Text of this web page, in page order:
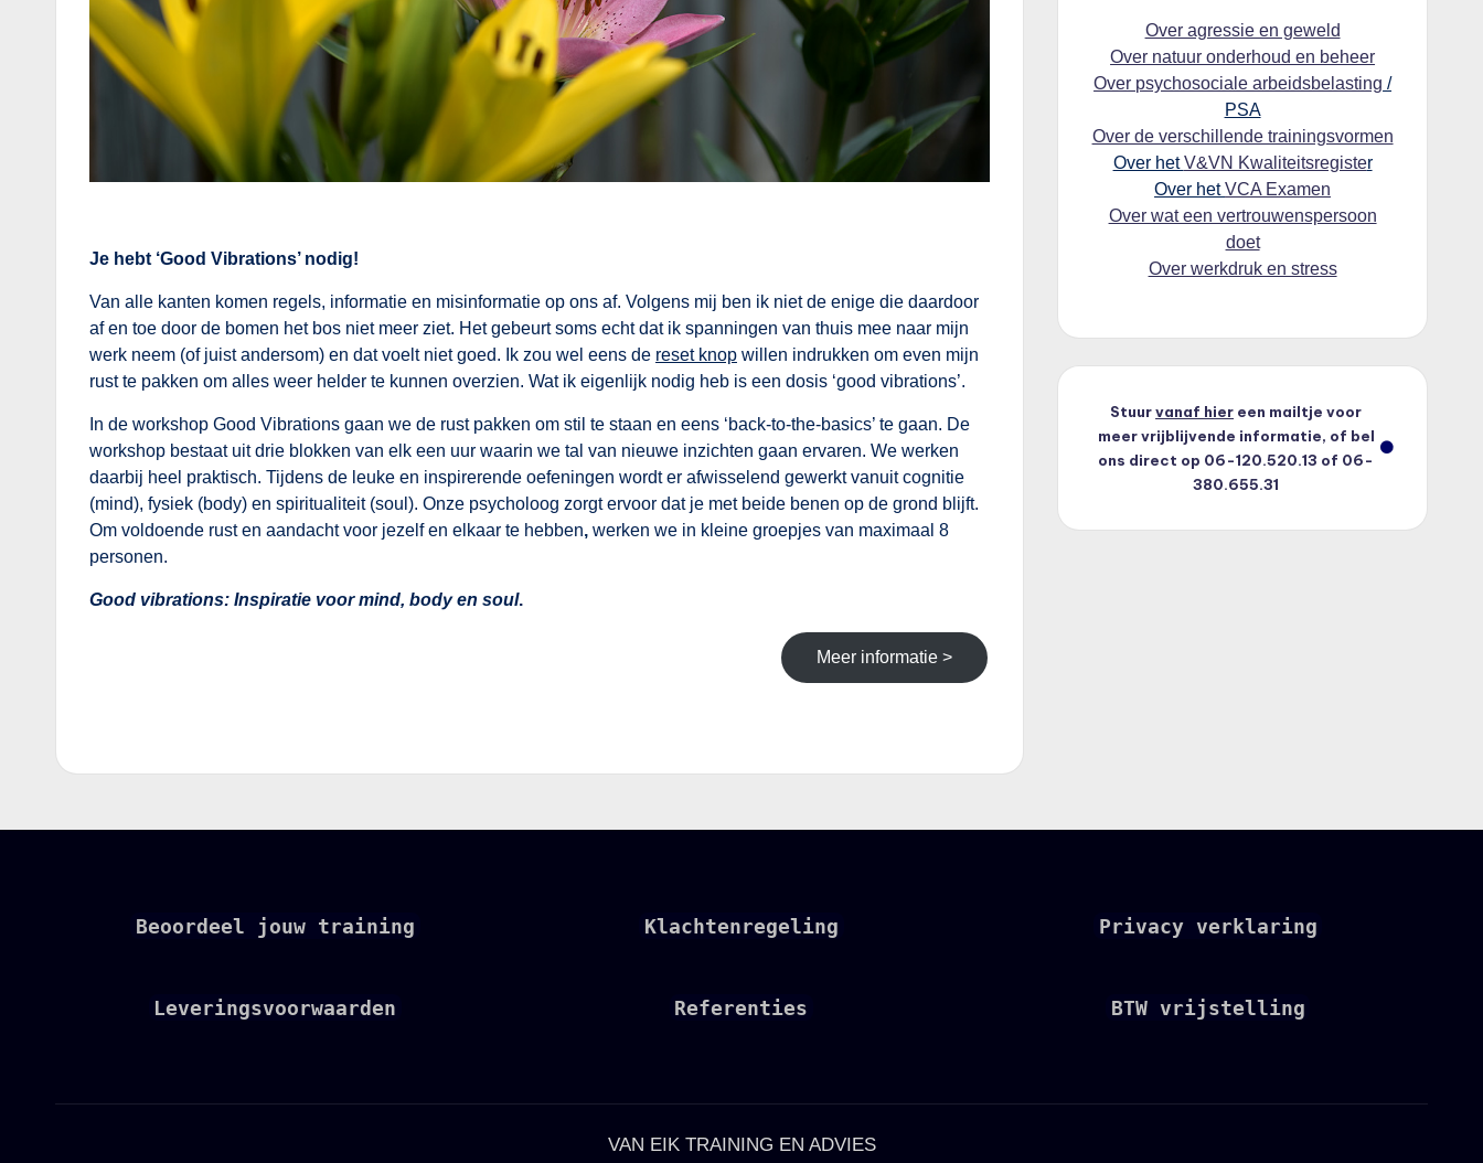
Je hebt ‘Good Vibrations’ nodig!
Van alle kanten komen regels, informatie en misinformatie op ons af. Volgens mij ben ik niet de enige die daardoor
af en toe door de bomen het bos niet meer ziet. Het gebeurt soms echt dat ik spanningen van thuis mee naar mijn
werk neem (of juist andersom) en dat voelt niet goed. Ik zou wel eens de reset knop willen indrukken om even mijn
rust te pakken om alles weer helder te kunnen overzien. Wat ik eigenlijk nodig heb is een dosis ‘good vibrations’.
In de workshop Good Vibrations gaan we de rust pakken om stil te staan en eens ‘back-to-the-basics’ te gaan. De
workshop bestaat uit drie blokken van elk een uur waarin we tal van nieuwe inzichten gaan ervaren. We werken
daarbij heel praktisch. Tijdens de leuke en inspirerende oefeningen wordt er afwisselend gewerkt vanuit cognitie
(mind), fysiek (body) en spiritualiteit (soul). Onze psycholoog zorgt ervoor dat je met beide benen op de grond blijft.
Om voldoende rust en aandacht voor jezelf en elkaar te hebben, werken we in kleine groepjes van maximaal 8
personen.
Good vibrations: Inspiratie voor mind, body en soul.
Meer informatie >
Over agressie en geweld
Over natuur onderhoud en beheer
Over psychosociale arbeidsbelasting /
PSA
Over de verschillende trainingsvormen
Over hetV&VN Kwaliteitsregister
Over hetVCA Examen
Over wat een vertrouwenspersoon
doet
Over werkdruk en stress
Stuurvanaf hier een mailtje voor
meer vrijblijvende informatie, of bel
ons direct op 06-120.520.13 of 06-
380.655.31
Beoordeel jouw training
Leveringsvoorwaarden
Klachtenregeling
Referenties
Privacy verklaring
BTW vrijstelling
VAN EIK TRAINING EN ADVIES